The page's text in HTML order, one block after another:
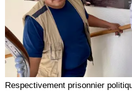
Respectivement prisonnier